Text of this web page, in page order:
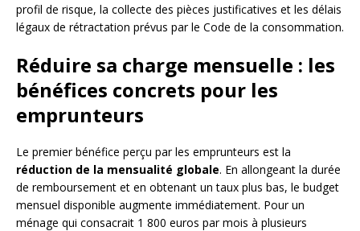
profil de risque, la collecte des pièces justificatives et les délais
légaux de rétractation prévus par le Code de la consommation.
Réduire sa charge mensuelle : les
bénéfices concrets pour les
emprunteurs
Le premier bénéfice perçu par les emprunteurs est la
réduction de la mensualité globale. En allongeant la durée
de remboursement et en obtenant un taux plus bas, le budget
mensuel disponible augmente immédiatement. Pour un
ménage qui consacrait 1 800 euros par mois à plusieurs